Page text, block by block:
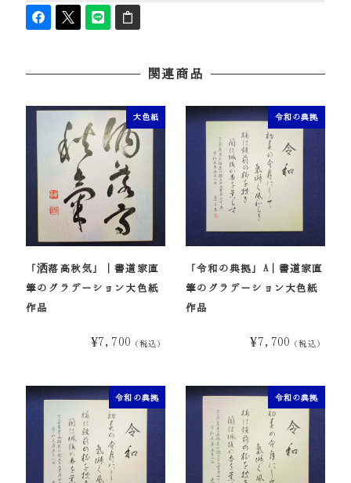
関連商品
大色紙
「洒落高秋気」｜書道家直
筆のグラデーション大色紙
作品
¥7,700 （税込）
令和の典拠
「令和の典拠」A｜書道家直
筆のグラデーション大色紙
作品
¥7,700 （税込）
令和の典拠 令和の典拠